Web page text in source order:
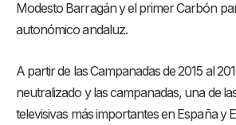
Modesto Barragán y el primer Carbón
autonómico andaluz.
A partir de las Campanadas de 2015 al
neutralizado y las campanadas, una de
televisivas más importantes en España y